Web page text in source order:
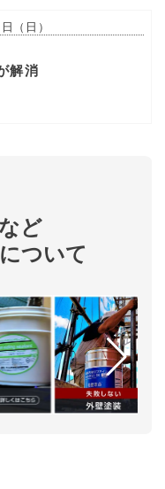
（日）
解消
ど
ついて